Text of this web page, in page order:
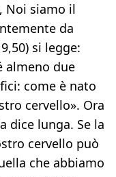
Noi siamo il
da
si legge:
almeno due
come è nato
cervello». Ora
dice lunga. Se la
cervello può
che abbiamo